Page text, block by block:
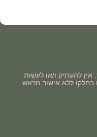
להעתיק ו/או לעשות
בחלקו ללא אישור מראש